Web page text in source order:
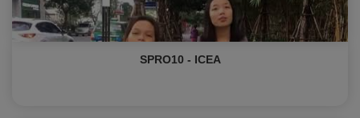
SPRO10 - ICEA